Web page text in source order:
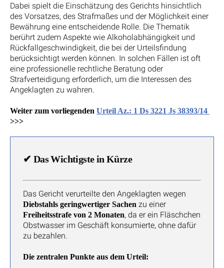
Dabei spielt die Einschätzung des Gerichts hinsichtlich
des Vorsatzes, des Strafmaßes und der Möglichkeit einer
Bewährung eine entscheidende Rolle. Die Thematik
berührt zudem Aspekte wie Alkoholabhängigkeit und
Rückfallgeschwindigkeit, die bei der Urteilsfindung
berücksichtigt werden können. In solchen Fällen ist oft
eine professionelle rechtliche Beratung oder
Strafverteidigung erforderlich, um die Interessen des
Angeklagten zu wahren.
Weiter zum vorliegenden Urteil Az.: 1 Ds 3221 Js 38393/14
>>>
✔ Das Wichtigste in Kürze
Das Gericht verurteilte den Angeklagten wegen
Diebstahls geringwertiger Sachen zu einer
Freiheitsstrafe von 2 Monaten, da er ein Fläschchen
Obstwasser im Geschäft konsumierte, ohne dafür
zu bezahlen.
Die zentralen Punkte aus dem Urteil: